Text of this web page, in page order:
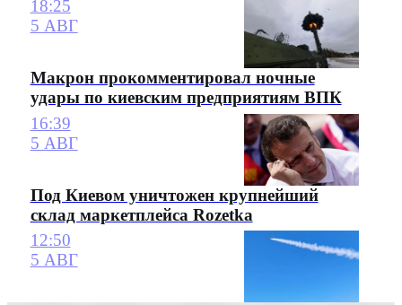
18:25
5 АВГ
Макрон прокомментировал ночные
удары по киевским предприятиям ВПК
16:39
5 АВГ
Под Киевом уничтожен крупнейший
склад маркетплейса Rozetka
12:50
5 АВГ